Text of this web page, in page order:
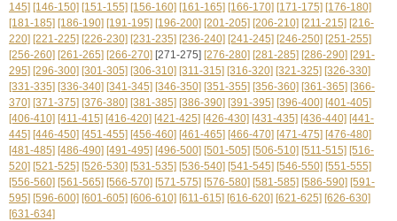
145] [146-150] [151-155] [156-160] [161-165] [166-170] [171-175] [176-180]
[181-185] [186-190] [191-195] [196-200] [201-205] [206-210] [211-215] [216-
220] [221-225] [226-230] [231-235] [236-240] [241-245] [246-250] [251-255]
[256-260] [261-265] [266-270] [271-275] [276-280] [281-285] [286-290] [291-
295] [296-300] [301-305] [306-310] [311-315] [316-320] [321-325] [326-330]
[331-335] [336-340] [341-345] [346-350] [351-355] [356-360] [361-365] [366-
370] [371-375] [376-380] [381-385] [386-390] [391-395] [396-400] [401-405]
[406-410] [411-415] [416-420] [421-425] [426-430] [431-435] [436-440] [441-
445] [446-450] [451-455] [456-460] [461-465] [466-470] [471-475] [476-480]
[481-485] [486-490] [491-495] [496-500] [501-505] [506-510] [511-515] [516-
520] [521-525] [526-530] [531-535] [536-540] [541-545] [546-550] [551-555]
[556-560] [561-565] [566-570] [571-575] [576-580] [581-585] [586-590] [591-
595] [596-600] [601-605] [606-610] [611-615] [616-620] [621-625] [626-630]
[631-634]